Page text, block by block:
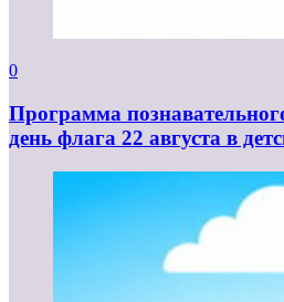
0
Программа
день флага 22 августа в